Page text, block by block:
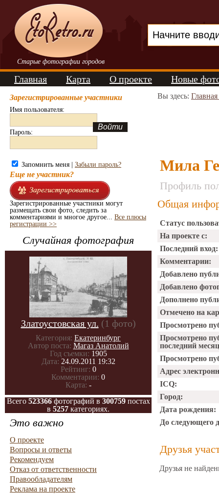
Старые фотографии городов
Главная Карта О проекте Новые
Зарегистрированные участники
Имя пользователя:
Пароль:
Запомнить меня | Забыли пароль?
Еще не участник?
Зарегистрированные участники могут
размещать свои фото, следить за
комментариями и многое другое... Все плюсы
регистрации >>
Случайная фотография
Златоустовская ул. (1 фото)
Категория: Екатеринбург
Автор поста: Магаз Анатолий
Год съемки: 1905
Дата: 24.09.2011 19:32
Рейтинг: 0
Комментарии: 0
Карта: -
Всего 523366фотографий в 300759постах
в 5257 категориях.
Это важно
О проекте
Вопросы и ответы
Рекомендуем
Отказ от ответственности
Правообладателям
Реклама на проекте
Вы здесь:
Мила
Профиль
Общая
Статус
На проекте с:
Последний вход:
Комментарии:
Добавлено
Добавлено
Дополнено
Отмечено на
Просмотрено
Просмотрено
последний
Просмотрено
Адрес
ICQ:
Город:
Дата рождения:
До следующего
Друзья
Друзья не